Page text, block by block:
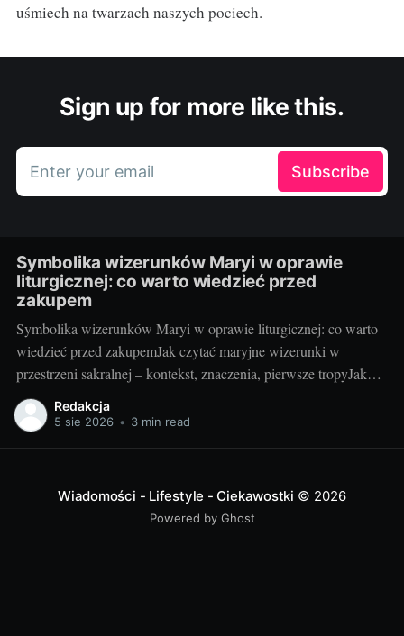
uśmiech na twarzach naszych pociech.
Sign up for more like this.
Enter your email Subscribe
Symbolika wizerunków Maryi w oprawie
liturgicznej: co warto wiedzieć przed
zakupem
Symbolika wizerunków Maryi w oprawie liturgicznej: co warto
wiedzieć przed zakupemJak czytać maryjne wizerunki w
przestrzeni sakralnej – kontekst, znaczenia, pierwsze tropyJako
blogerka, która z radością testuje i porównuje rozwiązania do
kościołów i kaplic, wiem jedno: maryjny wizerunek w liturgii nie
Redakcja
5 sie 2026 • 3 min read
Wiadomości - Lifestyle - Ciekawostki © 2026
Powered by Ghost